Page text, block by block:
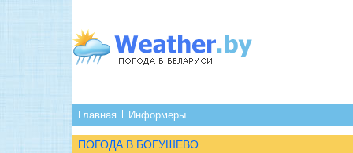
Главная Информеры
ПОГОДА В БОГУШЕВО